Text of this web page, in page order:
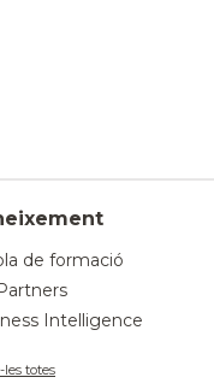
de formació
Intelligence
les totes